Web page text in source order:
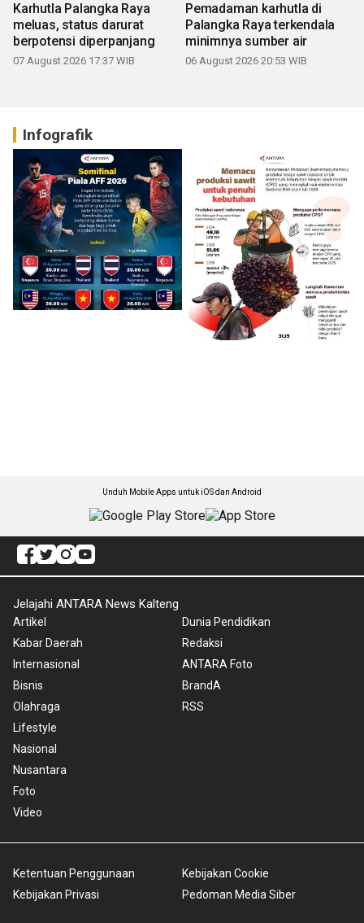
Karhutla Palangka Raya
meluas, status darurat
berpotensi diperpanjang
07 August 2026 17:37 WIB
Pemadaman karhutla di
Palangka Raya terkendala
minimnya sumber air
06 August 2026 20:53 WIB
Infografik
Unduh Mobile Apps untuk iOS dan Android
Jelajahi ANTARA News Kalteng
Artikel
Kabar Daerah
Internasional
Bisnis
Olahraga
Lifestyle
Nasional
Nusantara
Foto
Video
Dunia Pendidikan
Redaksi
ANTARA Foto
BrandA
RSS
Ketentuan Penggunaan
Kebijakan Privasi
Kebijakan Cookie
Pedoman Media Siber